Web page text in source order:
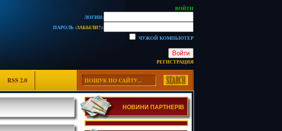
ВОЙТИ
ЛОГИН:
ПАРОЛЬ (ЗАБЫЛИ?):
ЧУЖОЙ КОМПЬЮТЕР
Войти
РЕГИСТРАЦИЯ
RSS 2.0
НОВИНИ ПАРТНЕРІВ